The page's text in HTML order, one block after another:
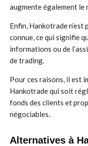
augmente également le
Enfin, Hankotrade
connue, ce qui signifie
informations ou de
de trading.
Pour ces raisons, il est
Hankotrade qui soit
fonds des clients et
négociables.
Alternatives à